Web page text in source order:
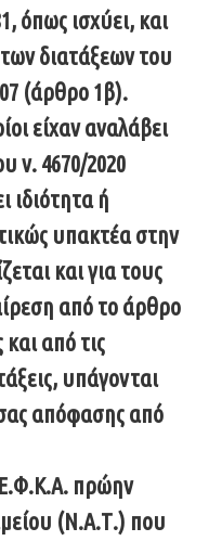
όπως ισχύει, και
διατάξεων του
(άρθρο 1β).
είχαν αναλάβει
ν. 4670/2020
ιδιότητα ή
υπακτέα στην
και για τους
από το άρθρο
από τις
υπάγονται
απόφασης από
Ε.Φ.Κ.Α. πρώην
(Ν.Α.Τ.) που